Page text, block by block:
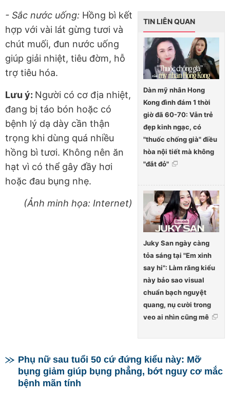
TIN LIÊN QUAN
Dàn mỹ nhân Hong
Kong đình đám 1 thời
giờ đã 60-70: Vẫn trẻ
đẹp kinh ngạc, có
"thuốc chống già" điều
hòa nội tiết mà không
"đắt đỏ"
Juky San ngày càng
tỏa sáng tại "Em xinh
say hi": Làm răng kiểu
này bảo sao visual
chuẩn bạch nguyệt
quang, nụ cười trong
veo ai nhìn cũng mê
- Sắc nước uống: Hồng bì kết
hợp với vài lát gừng tươi và
chút muối, đun nước uống
giúp giải nhiệt, tiêu đờm, hỗ
trợ tiêu hóa.
Lưu ý: Người có cơ địa nhiệt,
đang bị táo bón hoặc có
bệnh lý dạ dày cần thận
trọng khi dùng quá nhiều
hồng bì tươi. Không nên ăn
hạt vì có thể gây đầy hơi
hoặc đau bụng nhẹ.
(Ảnh minh họa: Internet)
Phụ nữ sau tuổi 50 cứ đứng kiểu này: Mỡ
bụng giảm giúp bụng phẳng, bớt nguy cơ mắc
bệnh mãn tính